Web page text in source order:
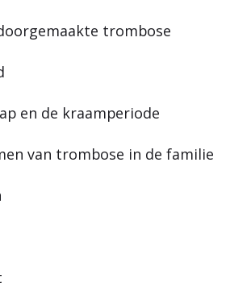
trombose
en de kraamperiode
van trombose in de familie